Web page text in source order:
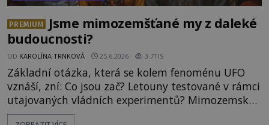
PREMIUM
Jsme mimozemšťané my z daleké
budoucnosti?
OD KAROLÍNA TRNKOVÁ 25.6.2026 3.7TIS
Základní otázka, která se kolem fenoménu UFO
vznáší, zní: Co jsou zač? Letouny testované v rámci
utajovaných vládních experimentů? Mimozemské
vesmírné lodě plnící na Zemi nám neznámý úkol?